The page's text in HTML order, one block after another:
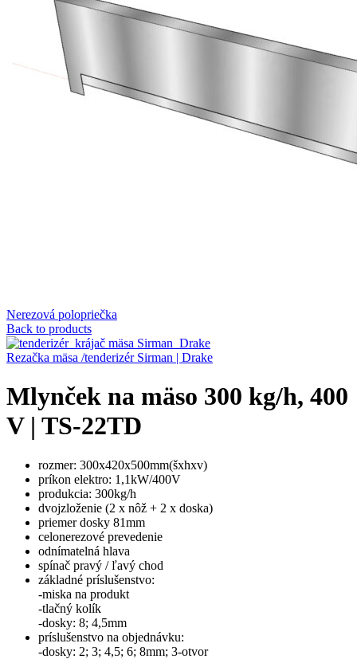
Nerezová polopriečka
Back to products
Rezačka mäsa /tenderizér Sirman | Drake
Mlynček na mäso 300 kg/h, 400
V | TS-22TD
rozmer: 300x420x500mm(šxhxv)
príkon elektro: 1,1kW/400V
produkcia: 300kg/h
dvojzloženie (2 x nôž + 2 x doska)
priemer dosky 81mm
celonerezové prevedenie
odnímatelná hlava
spínač pravý / ľavý chod
základné príslušenstvo:
-miska na produkt
-tlačný kolík
-dosky: 8; 4,5mm
príslušenstvo na objednávku:
-dosky: 2; 3; 4,5; 6; 8mm; 3-otvor